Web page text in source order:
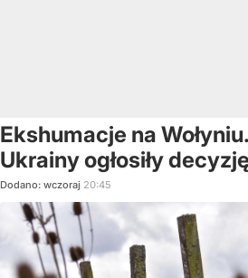
Ekshumacje na
Ukrainy ogłosiły decyzję
Dodano: wczoraj 20:45